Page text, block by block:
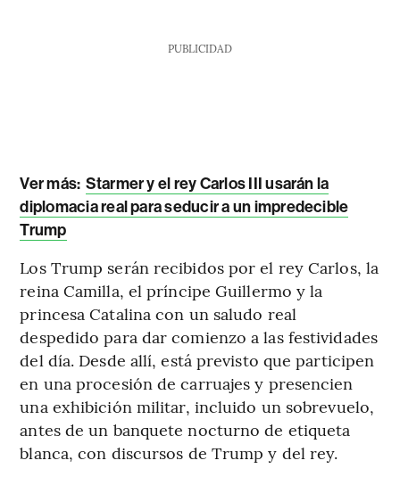
PUBLICIDAD
Ver más: Starmer y el rey Carlos III usarán la
diplomacia real para seducir a un impredecible
Trump
Los Trump serán recibidos por el rey Carlos, la
reina Camilla, el príncipe Guillermo y la
princesa Catalina con un saludo real
despedido para dar comienzo a las festividades
del día. Desde allí, está previsto que participen
en una procesión de carruajes y presencien
una exhibición militar, incluido un sobrevuelo,
antes de un banquete nocturno de etiqueta
blanca, con discursos de Trump y del rey.